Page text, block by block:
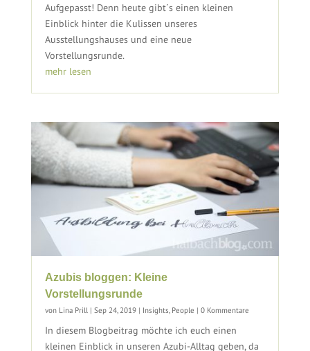
Aufgepasst! Denn heute gibt´s einen kleinen
Einblick hinter die Kulissen unseres
Ausstellungshauses und eine neue
Vorstellungsrunde.
mehr lesen
Azubis bloggen: Kleine
Vorstellungsrunde
von Lina Prill| Sep 24, 2019| Insights, People | 0 Kommentare
In diesem Blogbeitrag möchte ich euch einen
kleinen Einblick in unseren Azubi-Alltag geben, da